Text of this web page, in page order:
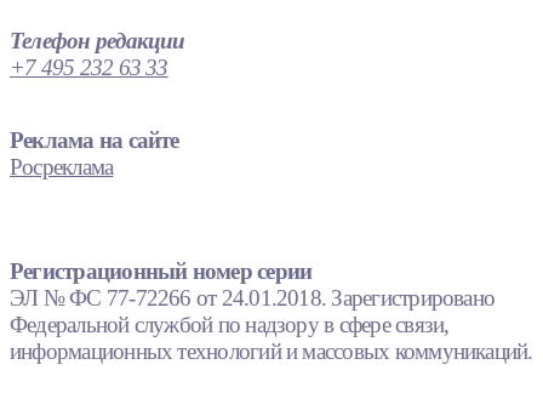
Телефон редакции
+7 495 232 63 33
Реклама на сайте
Росреклама
Регистрационный номер серии
ЭЛ № ФС 77-72266 от 24.01.2018. Зарегистрировано
Федеральной службой по надзору в сфере связи,
информационных технологий и массовых коммуникаций.